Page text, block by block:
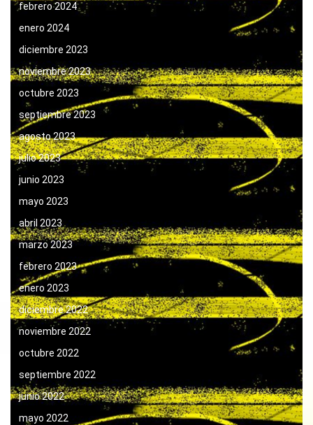
febrero 2024
enero 2024
diciembre 2023
noviembre 2023
octubre 2023
septiembre 2023
agosto 2023
julio 2023
junio 2023
mayo 2023
abril 2023
marzo 2023
febrero 2023
enero 2023
diciembre 2022
noviembre 2022
octubre 2022
septiembre 2022
junio 2022
mayo 2022